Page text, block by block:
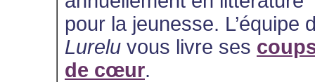
pour la jeunesse. L’équipe
Lurelu vous livre ses
de cœur.